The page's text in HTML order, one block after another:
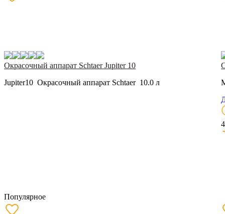
Окрасочный аппарат Schtaer Jupiter 10
Jupiter10 Окрасочный аппарат Schtaer 10.0 л
Популярное